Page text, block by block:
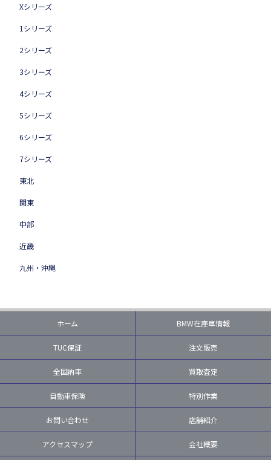
Xシリーズ
1シリーズ
2シリーズ
3シリーズ
4シリーズ
5シリーズ
6シリーズ
7シリーズ
東北
関東
中部
近畿
九州・沖縄
ホーム BMW在庫車情報
TUC保証 注文販売
全国納車 買取査定
自動車保険 特別作業
お問い合わせ 店舗紹介
アクセスマップ 会社概要